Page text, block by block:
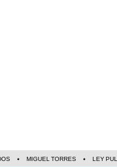
MIGUEL TORRES LEY